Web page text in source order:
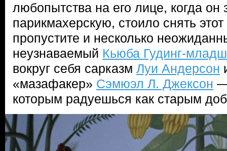
любопытства на его лице, когда он
парикмахерскую, стоило снять
пропустите и несколько
неузнаваемый Кьюба Гудинг-
вокруг себя сарказм Луи Андерсон
«мазафакер» Сэмюэл Л. Джексон —
которым радуешься как старым